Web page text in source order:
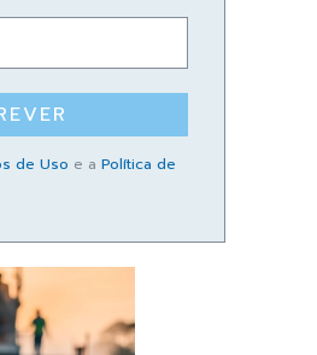
de Uso e a Política de